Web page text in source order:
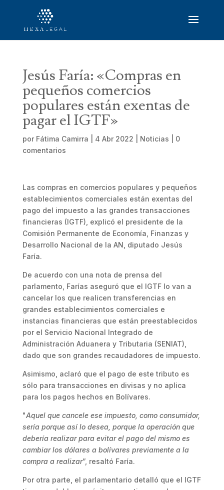
Jesús Faría: «Compras en
pequeños comercios
populares están exentas de
pagar el IGTF»
por Fátima Camirra 4 Abr 2022 Noticias
0
comentarios
Las compras en comercios populares y pequeños
establecimientos comerciales están exentas del
pago del impuesto a las grandes transacciones
financieras (IGTF), explicó el presidente de la
Comisión Permanente de Economía, Finanzas y
Desarrollo Nacional de la AN, diputado Jesús
Faría.
De acuerdo con una nota de prensa del
parlamento, Farías aseguró que el IGTF lo van a
cancelar los que realicen transferencias en
grandes establecimientos comerciales e
instancias financieras que están preestablecidos
por el Servicio Nacional Integrado de
Administración Aduanera y Tributaria (SENIAT),
dado que son grandes recaudadores de impuesto.
Asimismo, aclaró que el pago de este tributo es
sólo para transacciones en divisas y no aplica
para los pagos hechos en Bolívares.
"Aquel que cancele ese impuesto, como consumidor,
sería porque así lo desea, porque la operación que
debería realizar para evitar el pago del mismo es
cambiar los dólares a bolívares previamente a la
compra a realizar”, resaltó Faría.
Por otra parte, el parlamentario detalló que el IGTF